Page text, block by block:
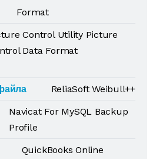
Format
Control Utility Picture
Data Format
ReliaSoft Weibull++
Navicat For MySQL Backup
Profile
QuickBooks Online